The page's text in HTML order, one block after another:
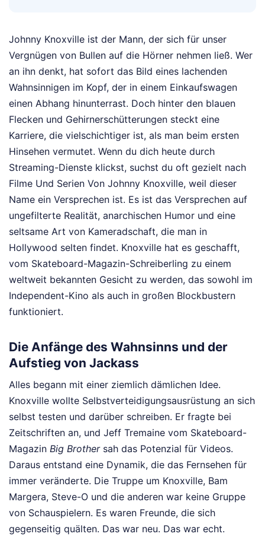
Johnny Knoxville ist der Mann, der sich für unser
Vergnügen von Bullen auf die Hörner nehmen ließ. Wer
an ihn denkt, hat sofort das Bild eines lachenden
Wahnsinnigen im Kopf, der in einem Einkaufswagen
einen Abhang hinunterrast. Doch hinter den blauen
Flecken und Gehirnerschütterungen steckt eine
Karriere, die vielschichtiger ist, als man beim ersten
Hinsehen vermutet. Wenn du dich heute durch
Streaming-Dienste klickst, suchst du oft gezielt nach
Filme Und Serien Von Johnny Knoxville, weil dieser
Name ein Versprechen ist. Es ist das Versprechen auf
ungefilterte Realität, anarchischen Humor und eine
seltsame Art von Kameradschaft, die man in
Hollywood selten findet. Knoxville hat es geschafft,
vom Skateboard-Magazin-Schreiberling zu einem
weltweit bekannten Gesicht zu werden, das sowohl im
Independent-Kino als auch in großen Blockbustern
funktioniert.
Die Anfänge des Wahnsinns und der
Aufstieg von Jackass
Alles begann mit einer ziemlich dämlichen Idee.
Knoxville wollte Selbstverteidigungsausrüstung an sich
selbst testen und darüber schreiben. Er fragte bei
Zeitschriften an, und Jeff Tremaine vom Skateboard-
Magazin Big Brothersah das Potenzial für Videos.
Daraus entstand eine Dynamik, die das Fernsehen für
immer veränderte. Die Truppe um Knoxville, Bam
Margera, Steve-O und die anderen war keine Gruppe
von Schauspielern. Es waren Freunde, die sich
gegenseitig quälten. Das war neu. Das war echt.